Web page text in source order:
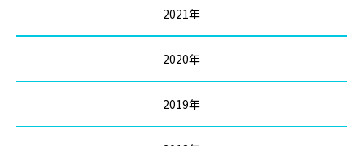
2021年
2020年
2019年